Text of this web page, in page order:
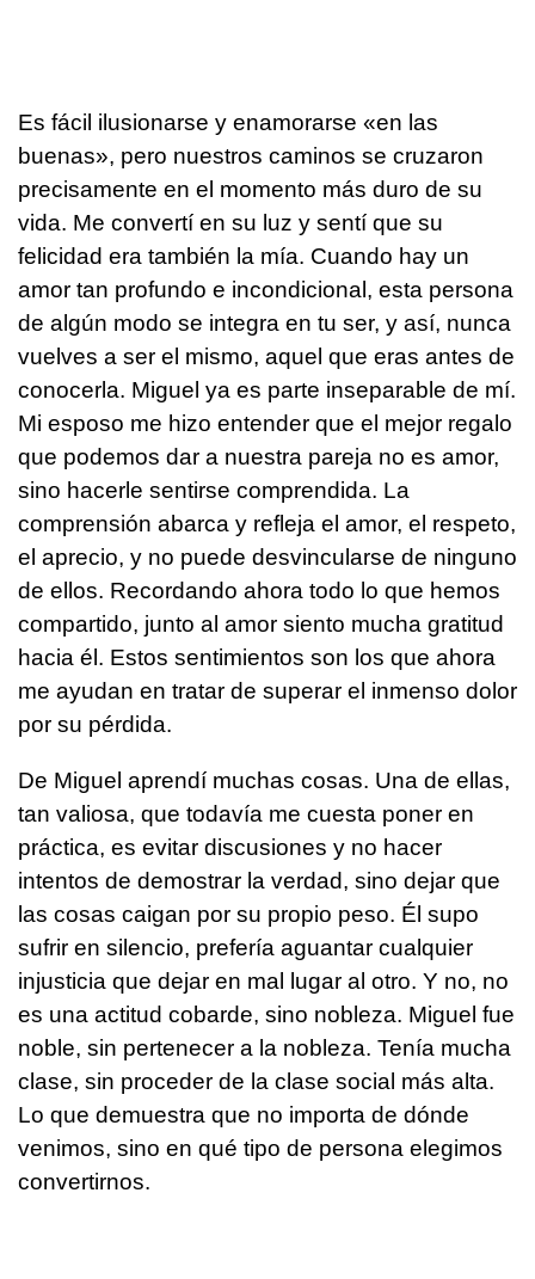
Es fácil ilusionarse y enamorarse «en las
buenas», pero nuestros caminos se cruzaron
precisamente en el momento más duro de su
vida. Me convertí en su luz y sentí que su
felicidad era también la mía. Cuando hay un
amor tan profundo e incondicional, esta persona
de algún modo se integra en tu ser, y así, nunca
vuelves a ser el mismo, aquel que eras antes de
conocerla. Miguel ya es parte inseparable de mí.
Mi esposo me hizo entender que el mejor regalo
que podemos dar a nuestra pareja no es amor,
sino hacerle sentirse comprendida. La
comprensión abarca y refleja el amor, el respeto,
el aprecio, y no puede desvincularse de ninguno
de ellos. Recordando ahora todo lo que hemos
compartido, junto al amor siento mucha gratitud
hacia él. Estos sentimientos son los que ahora
me ayudan en tratar de superar el inmenso dolor
por su pérdida.
De Miguel aprendí muchas cosas. Una de ellas,
tan valiosa, que todavía me cuesta poner en
práctica, es evitar discusiones y no hacer
intentos de demostrar la verdad, sino dejar que
las cosas caigan por su propio peso. Él supo
sufrir en silencio, prefería aguantar cualquier
injusticia que dejar en mal lugar al otro. Y no, no
es una actitud cobarde, sino nobleza. Miguel fue
noble, sin pertenecer a la nobleza. Tenía mucha
clase, sin proceder de la clase social más alta.
Lo que demuestra que no importa de dónde
venimos, sino en qué tipo de persona elegimos
convertirnos.